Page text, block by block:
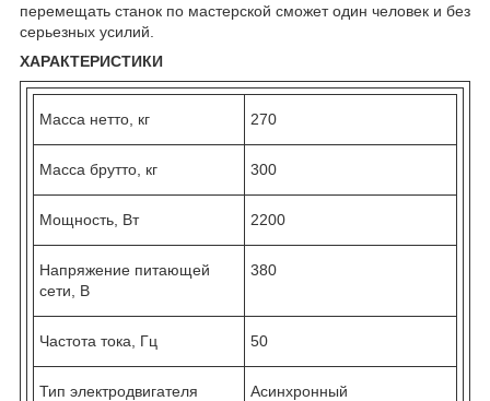
перемещать станок по мастерской сможет один человек и без
серьезных усилий.
ХАРАКТЕРИСТИКИ
Масса нетто, кг 270
Масса брутто, кг 300
Мощность, Вт 2200
Напряжение питающей
сети, В
380
Частота тока, Гц 50
Тип электродвигателя Асинхронный